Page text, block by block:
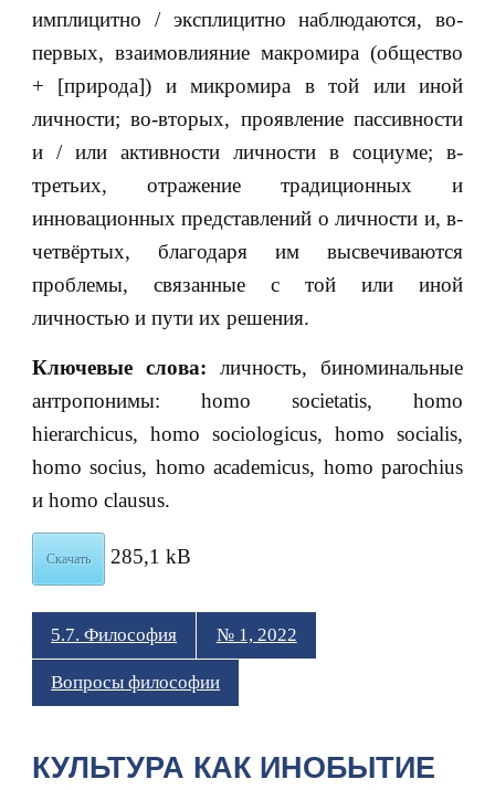
имплицитно / эксплицитно наблюдаются, во-
первых, взаимовлияние макромира (общество
+ [природа]) и микромира в той или иной
личности; во-вторых, проявление пассивности
и / или активности личности в социуме; в-
третьих, отражение традиционных и
инновационных представлений о личности и, в-
четвёртых, благодаря им высвечиваются
проблемы, связанные с той или иной
личностью и пути их решения.
Ключевые слова:личность, биноминальные
антропонимы: homo societatis, homo
hierarchicus, homo sociologicus, homo socialis,
homo socius, homo academicus, homo parochius
и homo clausus.
Скачать 285,1 kB
5.7. Философия № 1, 2022
Вопросы философии
КУЛЬТУРА КАК ИНОБЫТИЕ